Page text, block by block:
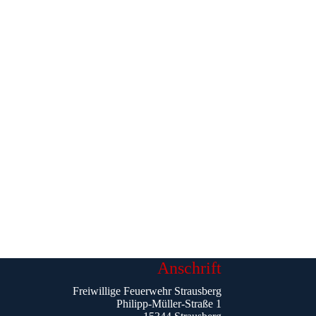
Anschrift
Freiwillige Feuerwehr Strausberg
Philipp-Müller-Straße 1